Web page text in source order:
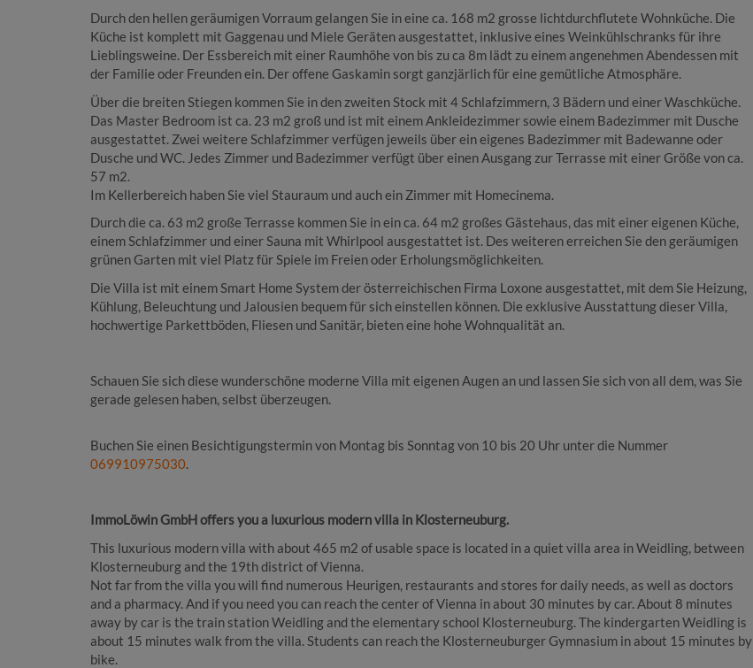
Durch den hellen geräumigen Vorraum gelangen Sie in eine ca. 168 m2 grosse lichtdurchflutete Wohnküche. Die
Küche ist komplett mit Gaggenau und Miele Geräten ausgestattet, inklusive eines Weinkühlschranks für ihre
Lieblingsweine. Der Essbereich mit einer Raumhöhe von bis zu ca 8m lädt zu einem angenehmen Abendessen mit
der Familie oder Freunden ein. Der offene Gaskamin sorgt ganzjärlich für eine gemütliche Atmosphäre.
Über die breiten Stiegen kommen Sie in den zweiten Stock mit 4 Schlafzimmern, 3 Bädern und einer Waschküche.
Das Master Bedroom ist ca. 23 m2 groß und ist mit einem Ankleidezimmer sowie einem Badezimmer mit Dusche
ausgestattet. Zwei weitere Schlafzimmer verfügen jeweils über ein eigenes Badezimmer mit Badewanne oder
Dusche und WC. Jedes Zimmer und Badezimmer verfügt über einen Ausgang zur Terrasse mit einer Größe von ca.
57 m2.
Im Kellerbereich haben Sie viel Stauraum und auch ein Zimmer mit Homecinema.
Durch die ca. 63 m2 große Terrasse kommen Sie in ein ca. 64 m2 großes Gästehaus, das mit einer eigenen Küche,
einem Schlafzimmer und einer Sauna mit Whirlpool ausgestattet ist. Des weiteren erreichen Sie den geräumigen
grünen Garten mit viel Platz für Spiele im Freien oder Erholungsmöglichkeiten.
Die Villa ist mit einem Smart Home System der österreichischen Firma Loxone ausgestattet, mit dem Sie Heizung,
Kühlung, Beleuchtung und Jalousien bequem für sich einstellen können. Die exklusive Ausstattung dieser Villa,
hochwertige Parkettböden, Fliesen und Sanitär, bieten eine hohe Wohnqualität an.
Schauen Sie sich diese wunderschöne moderne Villa mit eigenen Augen an und lassen Sie sich von all dem, was Sie
gerade gelesen haben, selbst überzeugen.
Buchen Sie einen Besichtigungstermin von Montag bis Sonntag von 10 bis 20 Uhr unter die Nummer
069910975030.
ImmoLöwin GmbH offers you a luxurious modern villa in Klosterneuburg.
This luxurious modern villa with about 465 m2 of usable space is located in a quiet villa area in Weidling, between
Klosterneuburg and the 19th district of Vienna.
Not far from the villa you will find numerous Heurigen, restaurants and stores for daily needs, as well as doctors
and a pharmacy. And if you need you can reach the center of Vienna in about 30 minutes by car. About 8 minutes
away by car is the train station Weidling and the elementary school Klosterneuburg. The kindergarten Weidling is
about 15 minutes walk from the villa. Students can reach the Klosterneuburger Gymnasium in about 15 minutes by
bike.